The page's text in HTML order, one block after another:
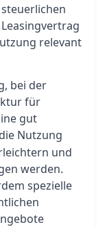
relevant
bei der
für
gut
Nutzung
und
werden.
spezielle